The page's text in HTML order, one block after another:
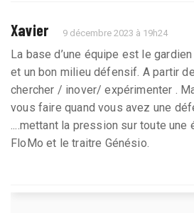
Xavier 9 décembre 2023 à 19h24
La base d’une équipe est le
et un bon milieu défensif. A partir
chercher / inover/ expérimenter .
vous faire quand vous avez une
....mettant la pression sur toute une
FloMo et le traitre Génésio.